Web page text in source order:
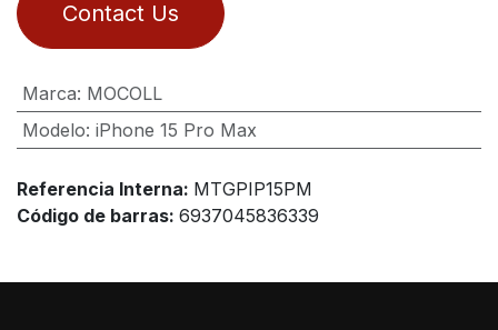
Contact Us
Marca: MOCOLL
Modelo: iPhone 15 Pro Max
Referencia Interna: MTGPIP15PM
Código de barras: 6937045836339